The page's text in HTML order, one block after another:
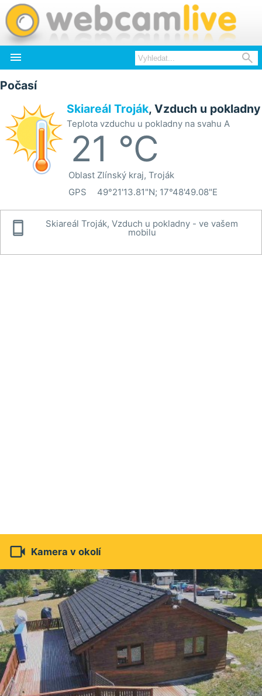
 
Počasí
Skiareál Troják, Vzduch u pokladny
Teplota vzduchu u pokladny na svahu A
21 °C
Oblast Zlínský kraj, Troják
GPS
49°21'13.81"N; 17°48'49.08"E
 Skiareál Troják, Vzduch u pokladny - ve vašem
mobilu
 Kamera v okolí